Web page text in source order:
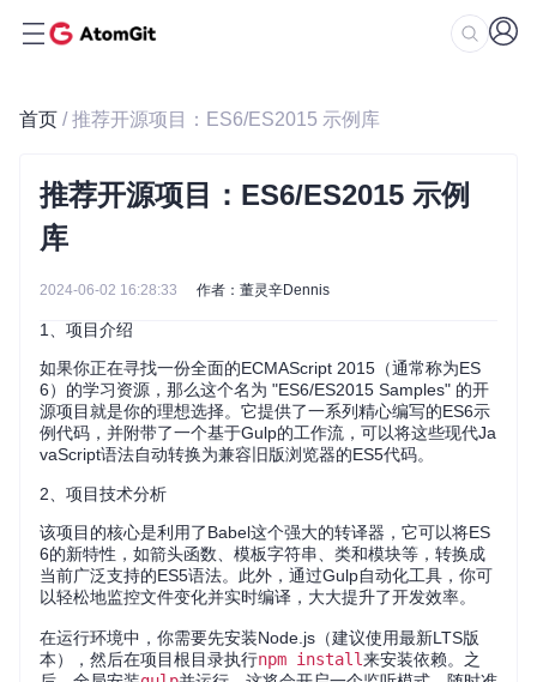
首页 / 推荐开源项目：ES6/ES2015 示例库
推荐开源项目：ES6/ES2015 示例
库
2024-06-02 16:28:33 作者：董灵辛Dennis
1、项目介绍
如果你正在寻找一份全面的ECMAScript 2015（通常称为ES
6）的学习资源，那么这个名为 "ES6/ES2015 Samples" 的开
源项目就是你的理想选择。它提供了一系列精心编写的ES6示
例代码，并附带了一个基于Gulp的工作流，可以将这些现代Ja
vaScript语法自动转换为兼容旧版浏览器的ES5代码。
2、项目技术分析
该项目的核心是利用了Babel这个强大的转译器，它可以将ES
6的新特性，如箭头函数、模板字符串、类和模块等，转换成
当前广泛支持的ES5语法。此外，通过Gulp自动化工具，你可
以轻松地监控文件变化并实时编译，大大提升了开发效率。
在运行环境中，你需要先安装Node.js（建议使用最新LTS版
本），然后在项目根目录执行npm install来安装依赖。之